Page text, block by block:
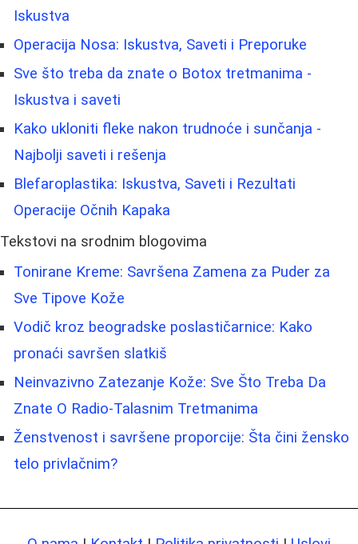
Iskustva
Operacija Nosa: Iskustva, Saveti i Preporuke
Sve što treba da znate o Botox tretmanima -
Iskustva i saveti
Kako ukloniti fleke nakon trudnoće i sunčanja -
Najbolji saveti i rešenja
Blefaroplastika: Iskustva, Saveti i Rezultati
Operacije Očnih Kapaka
Tekstovi na srodnim blogovima
Tonirane Kreme: Savršena Zamena za Puder za
Sve Tipove Kože
Vodič kroz beogradske poslastičarnice: Kako
pronaći savršen slatkiš
Neinvazivno Zatezanje Kože: Sve Što Treba Da
Znate O Radio-Talasnim Tretmanima
Ženstvenost i savršene proporcije: Šta čini žensko
telo privlačnim?